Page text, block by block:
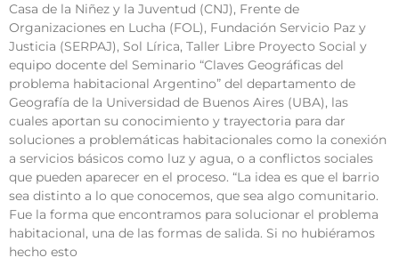
Casa de la Niñez y la Juventud (CNJ), Frente de
Organizaciones en Lucha (FOL), Fundación Servicio Paz y
Justicia (SERPAJ), Sol Lírica, Taller Libre Proyecto Social y
equipo docente del Seminario “Claves Geográficas del
problema habitacional Argentino” del departamento de
Geografía de la Universidad de Buenos Aires (UBA), las
cuales aportan su conocimiento y trayectoria para dar
soluciones a problemáticas habitacionales como la conexión
a servicios básicos como luz y agua, o a conflictos sociales
que pueden aparecer en el proceso. “La idea es que el barrio
sea distinto a lo que conocemos, que sea algo comunitario.
Fue la forma que encontramos para solucionar el problema
habitacional, una de las formas de salida. Si no hubiéramos
hecho esto